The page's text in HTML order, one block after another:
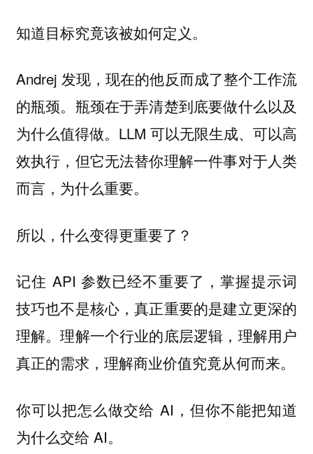
知道目标究竟该被如何定义。
Andrej 发现，现在的他反而成了整个工作流
的瓶颈。瓶颈在于弄清楚到底要做什么以及
为什么值得做。LLM 可以无限生成、可以高
效执行，但它无法替你理解一件事对于人类
而言，为什么重要。
所以，什么变得更重要了？
记住 API 参数已经不重要了，掌握提示词
技巧也不是核心，真正重要的是建立更深的
理解。理解一个行业的底层逻辑，理解用户
真正的需求，理解商业价值究竟从何而来。
你可以把怎么做交给 AI，但你不能把知道
为什么交给 AI。